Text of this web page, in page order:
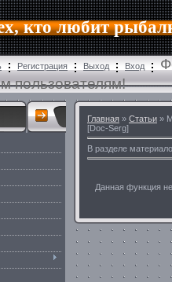
кто любит
Регистрация Выход Вход
пользователям!
Главная » Статьи »
[Doc-Serg]
В разделе
Данная функция